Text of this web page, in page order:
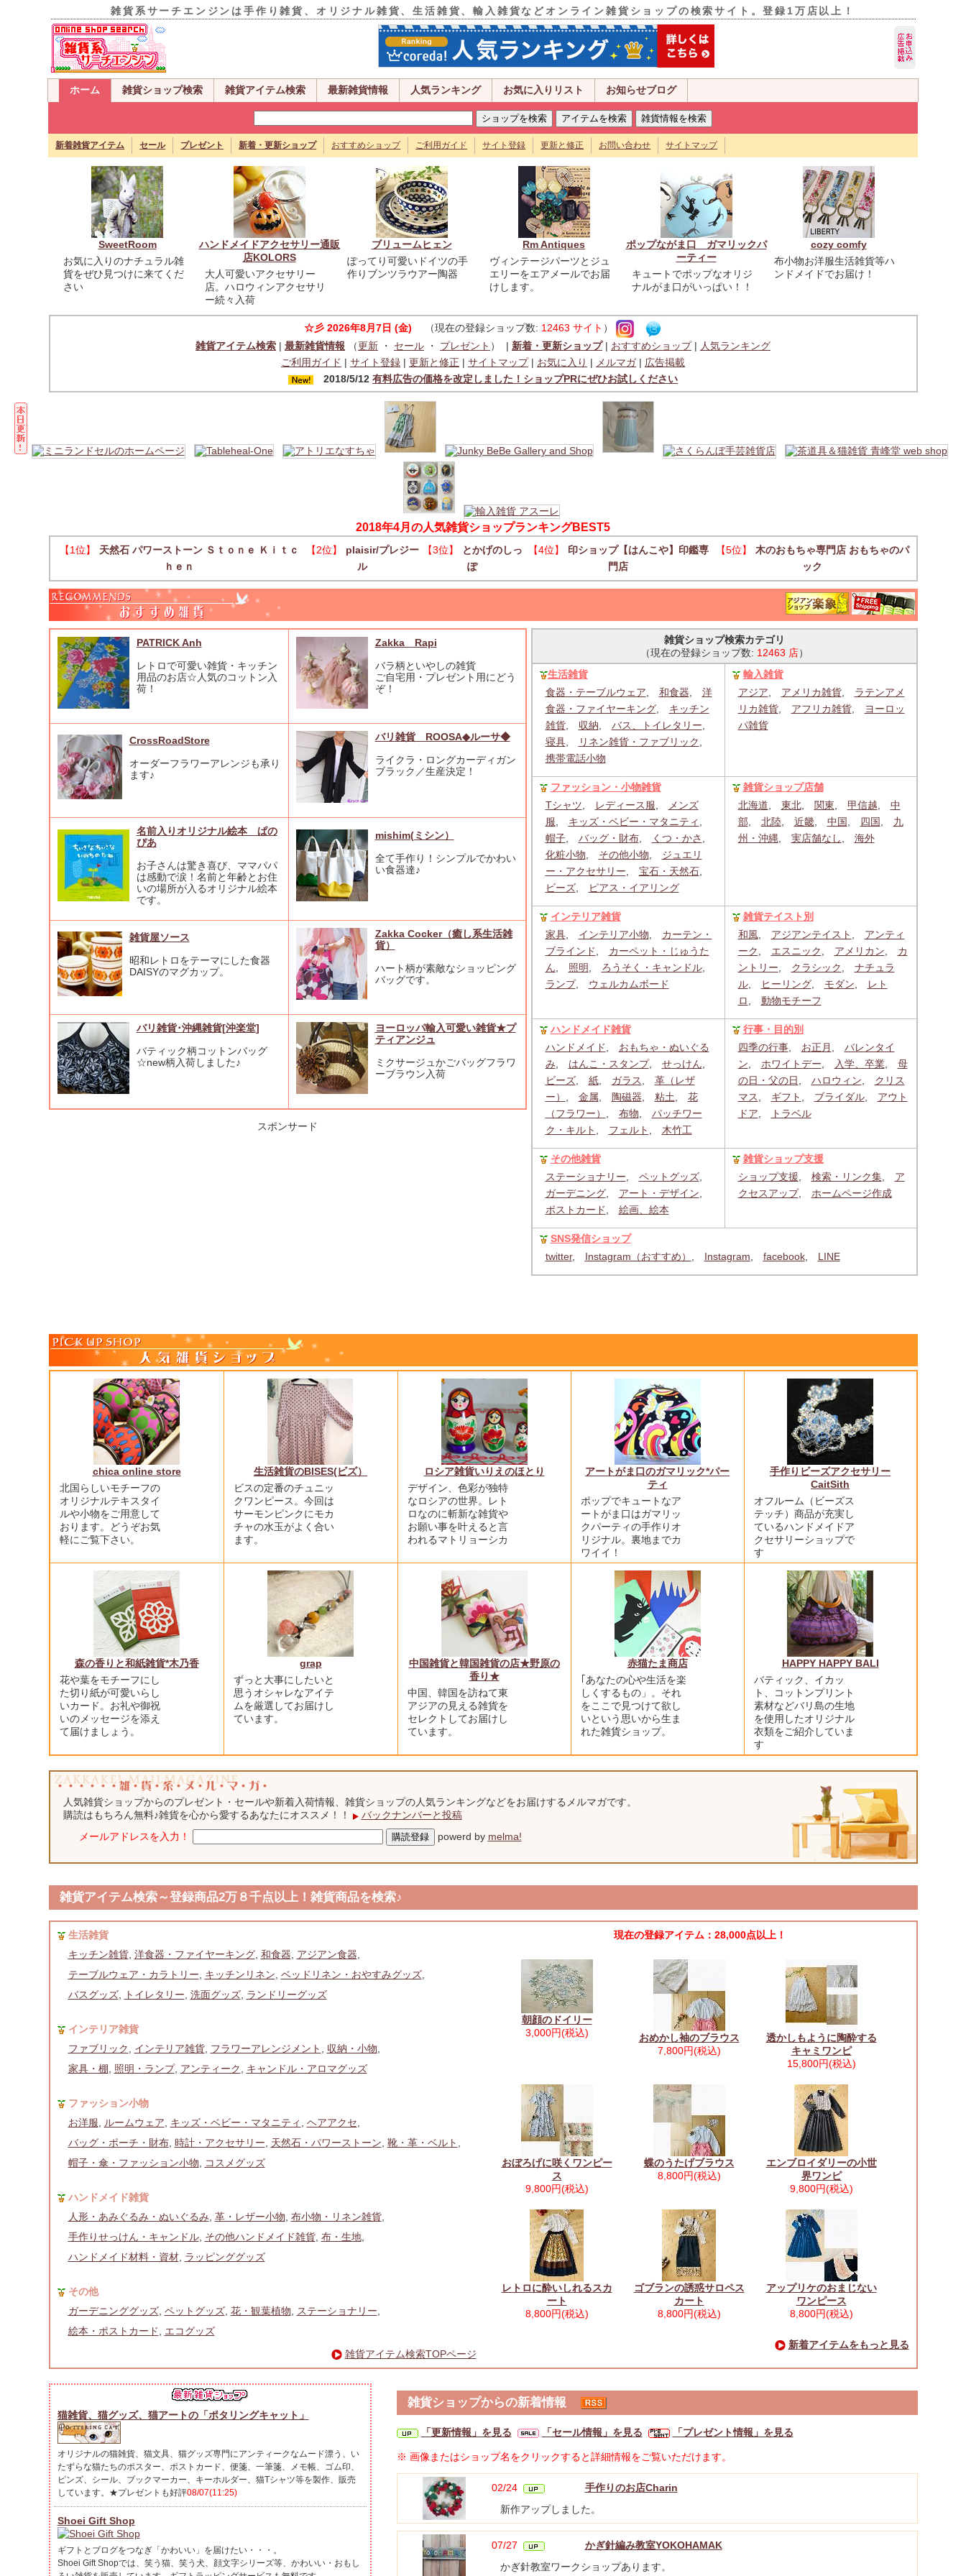
雑貨系サーチエンジンは手作り雑貨、オリジナル雑貨、生活雑貨、輸入雑貨などオンライン雑貨ショップの検索サイト。登録1万店以上！
ホーム 雑貨ショップ検索 雑貨アイテム検索 最新雑貨情報 人気ランキング お気に入りリスト お知らせブログ
新着雑貨アイテム セール プレゼント 新着・更新ショップ おすすめショップ ご利用ガイド サイト登録 更新と修正 お問い合わせ サイトマップ
SweetRoom
お気に入りのナチュラル雑
貨をぜひ見つけに来てくだ
さい
ハンドメイドアクセサリー通販
店KOLORS
大人可愛いアクセサリー
店。ハロウィンアクセサリ
ー続々入荷
ブリュームヒェン
ぽってり可愛いドイツの手
作りブンツラウアー陶器
Rm Antiques
ヴィンテージパーツとジュ
エリーをエアメールでお届
けします。
ポップながま口 ガマリックパ
ーティー
キュートでポップなオリジ
ナルがま口がいっぱい！！
cozy comfy
布小物お洋服生活雑貨等ハ
ンドメイドでお届け！
☆彡 2026年8月7日 (金) （現在の登録ショップ数: 12463 サイト ）
雑貨アイテム検索 | 最新雑貨情報 （更新 ・ セール ・ プレゼント ） | 新着・更新ショップ| おすすめショップ| 人気ランキング
ご利用ガイド | サイト登録 | 更新と修正 | サイトマップ| お気に入り | メルマガ| 広告掲載
2018/5/12 有料広告の価格を改定しました！ショップPRにぜひお試しください
2018年4月の人気雑貨ショップランキングBEST5
【1位】
天然石 パワーストーン Ｓｔｏｎｅ Ｋｉｔｃ
ｈｅｎ
【2位】
plaisir/プレジー
ル
【3位】
とかげのしっ
ぽ
【4位】
印ショップ【はんこや】印鑑専
門店
【5位】
木のおもちゃ専門店 おもちゃのパ
ック
PATRICK Anh
レトロで可愛い雑貨・キッチン
用品のお店☆人気のコットン入
荷！
Zakka Rapi
バラ柄といやしの雑貨
ご自宅用・プレゼント用にどう
ぞ！
CrossRoadStore
オーダーフラワーアレンジも承り
ます♪
バリ雑貨 ROOSA◆ルーサ◆
ライクラ・ロングカーディガン
ブラック／生産決定！
名前入りオリジナル絵本 ぱの
ぴあ
お子さんは驚き喜び、ママパパ
は感動で涙！名前と年齢とお住
いの場所が入るオリジナル絵本
です。
mishim(ミシン）
全て手作り！シンプルでかわい
い食器達♪
雑貨屋ソース
昭和レトロをテーマにした食器
DAISYのマグカップ。
Zakka Cocker（癒し系生活雑
貨）
ハート柄が素敵なショッピング
バッグです。
バリ雑貨･沖縄雑貨[沖楽堂]
バティック柄コットンバッグ
☆new柄入荷しました♪
ヨーロッパ輸入可愛い雑貨★プ
ティアンジュ
ミクサージュかごバッグフラワ
ーブラウン入荷
スポンサード
雑貨ショップ検索カテゴリ
（現在の登録ショップ数: 12463 店）
生活雑貨
食器・テーブルウェア
和食器
洋
食器・ファイヤーキング, キッチン
雑貨, 収納 バス、トイレタリー
寝具, リネン雑貨・ファブリック
携帯電話小物
輸入雑貨
アジア
アメリカ雑貨, ラテンアメ
リカ雑貨, アフリカ雑貨,
ヨーロッ
パ雑貨
ファッション・小物雑貨
Tシャツ
レディース服
メンズ
服
キッズ・ベビー・マタニティ
帽子, バッグ・財布, くつ・かさ
化粧小物
その他小物
ジュエリ
ー・アクセサリー
宝石・天然石,
ビーズ, ピアス・イアリング
雑貨ショップ店舗
北海道
東北, 関東 甲信越
中
部
北陸, 近畿, 中国 四国
九
州・沖縄
実店舗なし 海外
インテリア雑貨
家具, インテリア小物
カーテン・
ブラインド
カーペット・じゅうた
ん
照明 ろうそく・キャンドル,
ランプ, ウェルカムボード
雑貨テイスト別
和風, アジアンテイスト
アンティ
ーク
エスニック アメリカン
カ
ントリー
クラシック
ナチュラ
ル, ヒーリング, モダン
レト
ロ
動物モチーフ
ハンドメイド雑貨
ハンドメイド
おもちゃ・ぬいぐる
み
はんこ・スタンプ, せっけん
ビーズ, 紙, ガラス
革（レザ
ー）
金属 陶磁器 粘土
花
（フラワー）
布物
パッチワー
ク・キルト
フェルト 木竹工
行事・目的別
四季の行事, お正月
バレンタイ
ン
ホワイトデー 入学、卒業, 母
の日・父の日
ハロウィン
クリス
マス
ギフト ブライダル, アウト
ドア
トラベル
その他雑貨
ステーショナリー
ペットグッズ,
ガーデニング, アート・デザイン
ポストカード
絵画、絵本
雑貨ショップ支援
ショップ支援
検索・リンク集, ア
クセスアップ, ホームページ作成
SNS発信ショップ
twitter, Instagram（おすすめ） Instagram facebook, LINE
chica online store
北国らしいモチーフの
オリジナルテキスタイ
ルや小物をご用意して
おります。どうぞお気
軽にご覧下さい。
生活雑貨のBISES(ビズ）
ビスの定番のチュニッ
クワンピース。今回は
サーモンピンクにモカ
チャの水玉がよく合い
ます。
ロシア雑貨いりえのほとり
デザイン、色彩が独特
なロシアの世界。レト
ロなのに斬新な雑貨や
お願い事を叶えると言
われるマトリョーシカ
アートがま口のガマリック*パー
ティ
ポップでキュートなア
ートがま口はガマリッ
クパーティの手作りオ
リジナル。裏地までカ
ワイイ！
手作りビーズアクセサリー
CaitSith
オフルーム（ビーズス
テッチ）商品が充実し
ているハンドメイドア
クセサリーショップで
す
森の香りと和紙雑貨*木乃香
花や葉をモチーフにし
た切り紙が可愛いらし
いカード。お礼や御祝
いのメッセージを添え
て届けましょう。
grap
ずっと大事にしたいと
思うオシャレなアイテ
ムを厳選してお届けし
ています。
中国雑貨と韓国雑貨の店★野原の
香り★
中国、韓国を訪ねて東
アジアの見える雑貨を
セレクトしてお届けし
ています。
赤猫たま商店
｢あなたの心や生活を楽
しくするもの」。それ
をここで見つけて欲し
いという思いから生ま
れた雑貨ショップ。
HAPPY HAPPY BALI
バティック、イカッ
ト、コットンプリント
素材などバリ島の生地
を使用したオリジナル
衣類をご紹介していま
す
人気雑貨ショップからのプレゼント・セールや新着入荷情報、雑貨ショップの人気ランキングなどをお届けするメルマガです。
購読はもちろん無料♪雑貨を心から愛するあなたにオススメ！！
バックナンバーと投稿
メールアドレスを入力！
powerd by melma!
雑貨アイテム検索～登録商品2万８千点以上！雑貨商品を検索♪
生活雑貨
キッチン雑貨, 洋食器・ファイヤーキング, 和食器 アジアン食器
テーブルウェア・カラトリー
キッチンリネン ベッドリネン・おやすみグッズ,
バスグッズ, トイレタリー 洗面グッズ, ランドリーグッズ
インテリア雑貨
ファブリック
インテリア雑貨, フラワーアレンジメント 収納・小物
家具・棚
照明・ランプ, アンティーク キャンドル・アロマグッズ
ファッション小物
お洋服
ルームウェア キッズ・ベビー・マタニティ ヘアアクセ
バッグ・ポーチ・財布, 時計・アクセサリー 天然石・パワーストーン 靴・革・ベルト
帽子・傘・ファッション小物
コスメグッズ
ハンドメイド雑貨
人形・あみぐるみ・ぬいぐるみ 革・レザー小物 布小物・リネン雑貨,
手作りせっけん・キャンドル, その他ハンドメイド雑貨, 布・生地,
ハンドメイド材料・資材, ラッピンググッズ
その他
ガーデニンググッズ, ペットグッズ, 花・観葉植物 ステーショナリー
絵本・ポストカード
エコグッズ
雑貨アイテム検索TOPページ
現在の登録アイテム：28,000点以上！
朝顔のドイリー
3,000円(税込)
おめかし袖のブラウス
7,800円(税込)
透かしもように陶酔する
キャミワンピ
15,800円(税込)
おぼろげに咲くワンピー
ス
9,800円(税込)
蝶のうたげブラウス
8,800円(税込)
エンブロイダリーの小世
界ワンピ
9,800円(税込)
レトロに酔いしれるスカ
ート
8,800円(税込)
ゴブランの誘惑サロペス
カート
8,800円(税込)
アップリケのおまじない
ワンピース
8,800円(税込)
新着アイテムをもっと見る
猫雑貨、猫グッズ、猫アートの「ポタリングキャット」
オリジナルの猫雑貨、猫文具、猫グッズ専門にアンティークなムード漂う、い
たずらな猫たちのポスター、ポストカード、便箋、一筆箋、メモ帳、ゴム印、
ピンズ、シール、ブックマーカー、キーホルダー、猫Tシャツ等を製作、販売
しています。★プレゼントも好評08/07(11:25)
Shoei Gift Shop
ギフトとブログをつなぎ「かわいい」を届けたい・・・。
Shoei Gift Shopでは、笑う猫、笑う犬、顔文字シリーズ等、かわいい・おもし
雑貨ショップからの新着情報
「更新情報」を見る 「セール情報」を見る 「プレゼント情報」を見る
※ 画像またはショップ名をクリックすると詳細情報をご覧いただけます。
02/24
手作りのお店Charin
新作アップしました。
07/27
かぎ針編み教室YOKOHAMAK
かぎ針教室ワークショップあります。